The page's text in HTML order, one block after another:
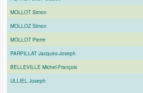
MOLLOT Simon
MOLLOZ Simon
MOLLOT Pierre
PARPILLAT Jacques-Joseph
BELLEVILLE Michel-François
ULLIEL Joseph